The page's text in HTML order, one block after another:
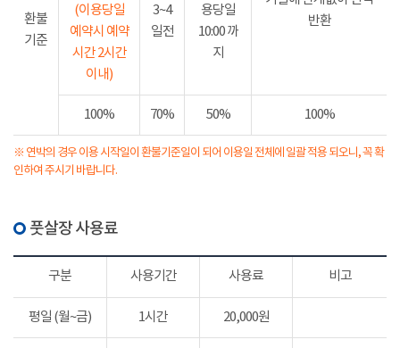
환불
기준
(이용당일
예약시 예약
시간 2시간
이내)
3~4
일전
용당일
10:00 까
지
반환
100% 70% 50% 100%
※ 연박의 경우 이용 시작일이 환불기준일이 되어 이용일 전체에 일괄 적용 되오니, 꼭 확
인하여 주시기 바랍니다.
풋살장 사용료
구분 사용기간 사용료 비고
평일 (월~금) 1시간 20,000원